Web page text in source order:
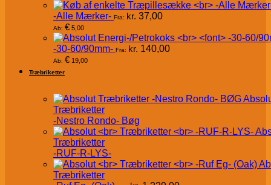
-Alle Mærker- Fra: kr. 37,00
Ab: € 5,00
-30-60/90mm- Fra: kr. 140,00
Ab: € 19,00
Træbriketter
Træbriketter
-Nestro Rondo- Bøg
Træbriketter
-RUF-R-LYS-
Træbriketter